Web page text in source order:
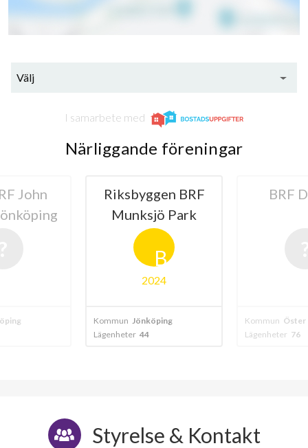
Välj
I samarbete med
Närliggande föreningar
John
Riksbyggen BRF
Munksjö Park
B
2024
Kommun Jönköping
Lägenheter 44
BRF
Kommun Öster
Lägenheter 76
Styrelse & Kontakt